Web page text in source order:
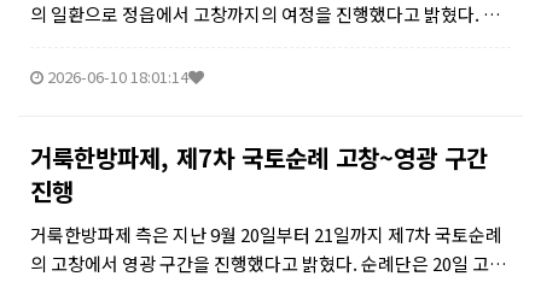
의 일환으로 정읍에서 고창까지의 여정을 진행했다고 밝혔다. 순
를 걸어 순교자 23인의 넋이 깃든 두암교회에 도착했다. 다음 날인
2026-06-10 18:01:14
거룩한방파제, 제7차 국토순례 고창~영광 구간
진행
거룩한방파제 측은 지난 9월 20일부터 21일까지 제7차 국토순례
의 고창에서 영광 구간을 진행했다고 밝혔다. 순례단은 20일 고성